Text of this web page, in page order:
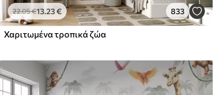
22.05€13.23€ 833
Χαριτωμένα τροπικά ζώα